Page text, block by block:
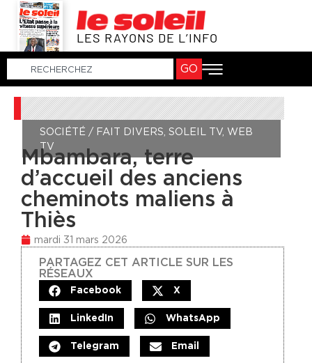
LES RAYONS DE L’INFO
GO
SOCIÉTÉ / FAIT DIVERS SOLEIL TV, WEB
TV
Mbambara, terre
d’accueil des anciens
cheminots maliens à
Thiès
mardi 31 mars 2026
PARTAGEZ CET ARTICLE SUR LES
RÉSEAUX
Facebook X
LinkedIn WhatsApp
Telegram Email